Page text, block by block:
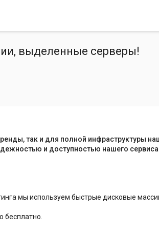
выделенные серверы!
так и для полной инфраструктуры
и доступностью нашего
мы используем быстрые дисковые
бесплатно.